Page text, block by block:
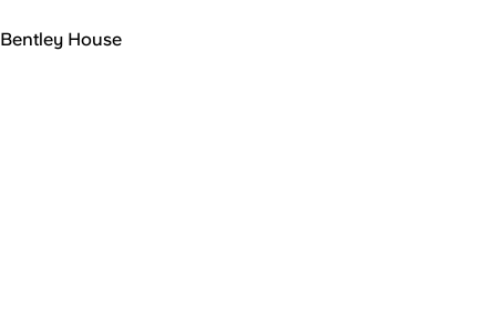
Bentley House